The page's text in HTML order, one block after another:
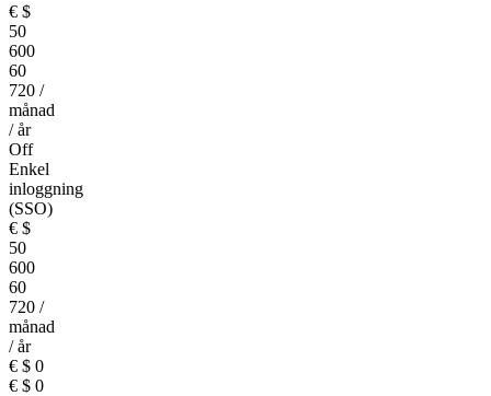
€ $
50
600
60
720 /
månad
/ år
Off
Enkel
inloggning
(SSO)
€ $
50
600
60
720 /
månad
/ år
€ $ 0
€ $ 0